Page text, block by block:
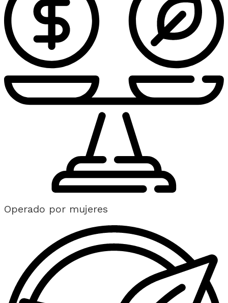
Operado por mujeres